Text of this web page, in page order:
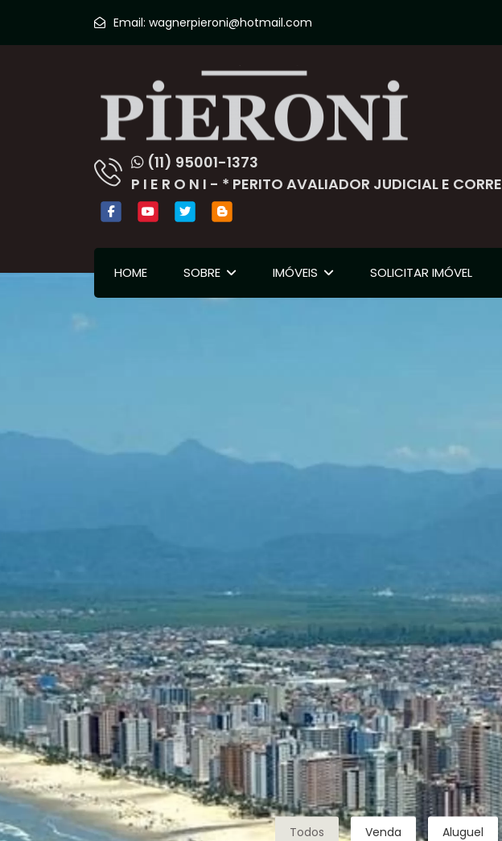
Email: wagnerpieroni@hotmail.com
(11) 95001-1373
P I E R O N I - * PERITO AVALIADOR JUDICIAL E
HOME SOBRE IMÓVEIS SOLICITAR IMÓVEL
Todos Venda Aluguel